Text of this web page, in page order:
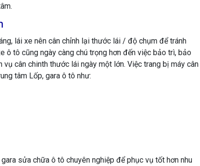
lái xe nên cân chỉnh lại thước lái / độ chụm để tránh
ô tô cũng ngày càng chú trọng hơn đến việc bảo trì, bảo
cân chinth thước lái ngày một lớn. Việc trang bị máy cân
tâm Lốp, gara ô tô như:
sửa chữa ô tô chuyên nghiệp để phục vụ tốt hơn nhu